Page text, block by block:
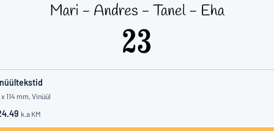
x 114 mm, Vinüül
k.a KM